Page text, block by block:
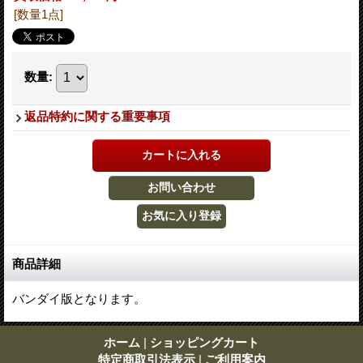
[数量1点]
数量:
返品特約に関する重要事項
商品詳細
バンダイ版となります。
ホーム | ショッピングカート
特定商取引法表示 | ご利用案内